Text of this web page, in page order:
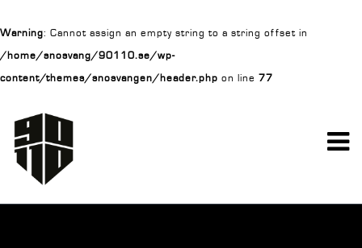
Warning: Cannot assign an empty string to a string offset in
/home/snosvang/90110.se/wp-
content/themes/snosvangen/header.php on line 77